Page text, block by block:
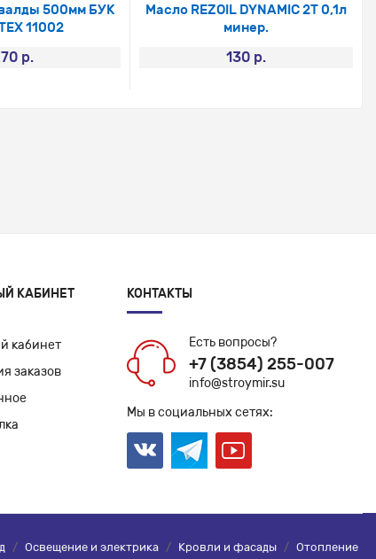
500мм БУК
11002
р.
Масло REZOIL DYNAMIC 2Т 0,1л
минер.
130 р.
КАБИНЕТ
кабинет
заказов
КОНТАКТЫ
Есть вопросы?
+7 (3854) 255-007
info@stroymir.su
Мы в социальных сетях:
/ Освещение и электрика / Кровли и фасады / Отопление